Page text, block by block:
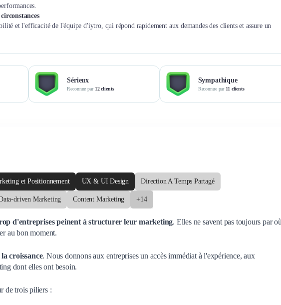
et l'efficacité de l'équipe d'iytro, qui répond rapidement aux demandes des clients et assure un
Sérieux
Reconnue par 12 clients
Sympathique
Reconnue par 11 clients
et Positionnement UX & UI Design Direction A Temps Partagé
driven Marketing Content Marketing +14
d'entreprises peinent à structurer leur marketing. Elles ne savent pas toujours par
au bon moment.
croissance. Nous donnons aux entreprises un accès immédiat à l'expérience, aux
dont elles ont besoin.
de trois piliers :